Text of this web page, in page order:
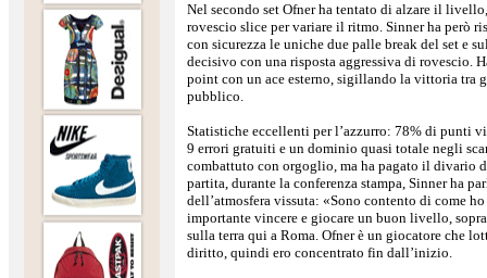
Nel secondo set Ofner ha tentato di alzare il
rovescio slice per variare il ritmo. Sinner ha però
con sicurezza le uniche due palle break del set e
decisivo con una risposta aggressiva di rovescio.
point con un ace esterno, sigillando la vittoria tra
pubblico.
Statistiche eccellenti per l’azzurro: 78% di punti
9 errori gratuiti e un dominio quasi totale negli
combattuto con orgoglio, ma ha pagato il divario
partita, durante la conferenza stampa, Sinner ha
dell’atmosfera vissuta: «Sono contento di come
importante vincere e giocare un buon livello,
sulla terra qui a Roma. Ofner è un giocatore che
diritto, quindi ero concentrato fin dall’inizio.